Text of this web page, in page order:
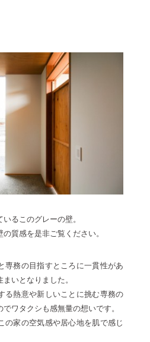
るこのグレーの壁。
質感を是非ご覧ください。
専務の目指すところに一貫性があ
いとなりました。
る熱意や新しいことに挑む専務の
ワタクシも感無量の想いです。
の家の空気感や居心地を肌で感じ